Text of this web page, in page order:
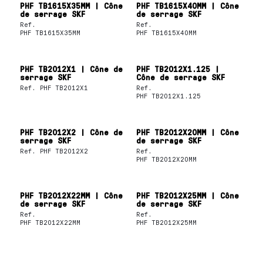
PHF TB1615X35MM | Cône
de serrage SKF
Ref.
PHF TB1615X35MM
PHF TB1615X40MM | Cône
de serrage SKF
Ref.
PHF TB1615X40MM
PHF TB2012X1 | Cône de
serrage SKF
Ref. PHF TB2012X1
PHF TB2012X1.125 |
Cône de serrage SKF
Ref.
PHF TB2012X1.125
PHF TB2012X2 | Cône de
serrage SKF
Ref. PHF TB2012X2
PHF TB2012X20MM | Cône
de serrage SKF
Ref.
PHF TB2012X20MM
PHF TB2012X22MM | Cône
de serrage SKF
Ref.
PHF TB2012X22MM
PHF TB2012X25MM | Cône
de serrage SKF
Ref.
PHF TB2012X25MM